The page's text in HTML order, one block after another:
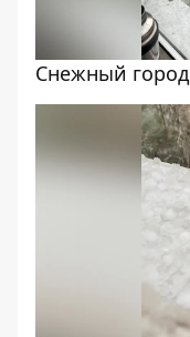
Снежный город